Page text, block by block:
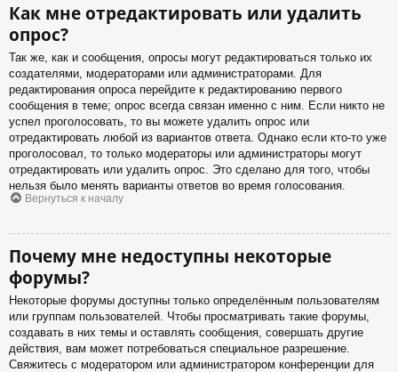
Как мне отредактировать или удалить
опрос?
Так же, как и сообщения, опросы могут редактироваться только их
создателями, модераторами или администраторами. Для
редактирования опроса перейдите к редактированию первого
сообщения в теме; опрос всегда связан именно с ним. Если никто не
успел проголосовать, то вы можете удалить опрос или
отредактировать любой из вариантов ответа. Однако если кто-то уже
проголосовал, то только модераторы или администраторы могут
отредактировать или удалить опрос. Это сделано для того, чтобы
нельзя было менять варианты ответов во время голосования.
Вернуться к началу
Почему мне недоступны некоторые
форумы?
Некоторые форумы доступны только определённым пользователям
или группам пользователей. Чтобы просматривать такие форумы,
создавать в них темы и оставлять сообщения, совершать другие
действия, вам может потребоваться специальное разрешение.
Свяжитесь с модератором или администратором конференции для